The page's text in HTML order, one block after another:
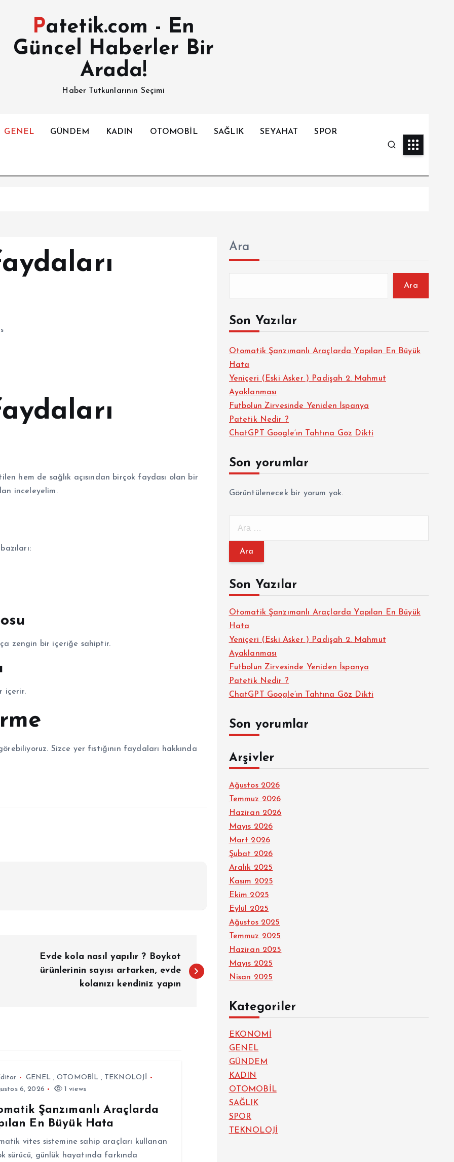
Patetik.com - En
Güncel Haberler Bir
Arada!
Haber Tutkunlarının Seçimi
GENEL GÜNDEM KADIN OTOMOBİL SAĞLIK SEYAHAT SPOR
hem de sağlık açısından birçok faydası olan bir
inceleyelim.
zengin bir içeriğe sahiptir.
içerir.
Sizce yer fıstığının faydaları hakkında
Evde kola nasıl yapılır ? Boykot
ürünlerinin sayısı artarken, evde
kolanızı kendiniz yapın
GENEL ,OTOMOBİL , TEKNOLOJİ
6, 2026
1 views
Şanzımanlı Araçlarda
En Büyük Hata
vites sistemine sahip araçları kullanan
sürücü, günlük hayatında farkında
Ara
Ara
Son Yazılar
Otomatik Şanzımanlı Araçlarda Yapılan En Büyük
Hata
Yeniçeri (Eski Asker ) Padişah 2. Mahmut
Ayaklanması
Futbolun Zirvesinde Yeniden İspanya
Patetik Nedir ?
ChatGPT Google’ın Tahtına Göz Dikti
Son yorumlar
Görüntülenecek bir yorum yok.
m
:Son Yazılar
Otomatik Şanzımanlı Araçlarda Yapılan En Büyük
Hata
Yeniçeri (Eski Asker ) Padişah 2. Mahmut
Ayaklanması
Futbolun Zirvesinde Yeniden İspanya
Patetik Nedir ?
ChatGPT Google’ın Tahtına Göz Dikti
Son yorumlar
Arşivler
Ağustos 2026
Temmuz 2026
Haziran 2026
Mayıs 2026
Mart 2026
Şubat 2026
Aralık 2025
Kasım 2025
Ekim 2025
Eylül 2025
Ağustos 2025
Temmuz 2025
Haziran 2025
Mayıs 2025
Nisan 2025
Kategoriler
EKONOMİ
GENEL
GÜNDEM
KADIN
OTOMOBİL
SAĞLIK
SPOR
TEKNOLOJİ